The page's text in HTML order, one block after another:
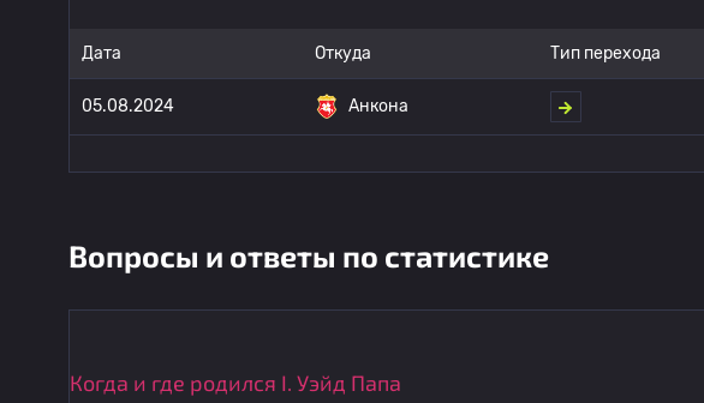
Дата Откуда Тип перехода
05.08.2024 Анкона
Вопросы и ответы по статистике
Когда и где родился I. Уэйд Папа